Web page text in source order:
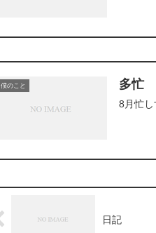
僕のこと 多忙
8月忙
日記